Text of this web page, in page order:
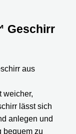
Geschirr
aus
weicher,
lässt sich
anlegen und
bequem zu